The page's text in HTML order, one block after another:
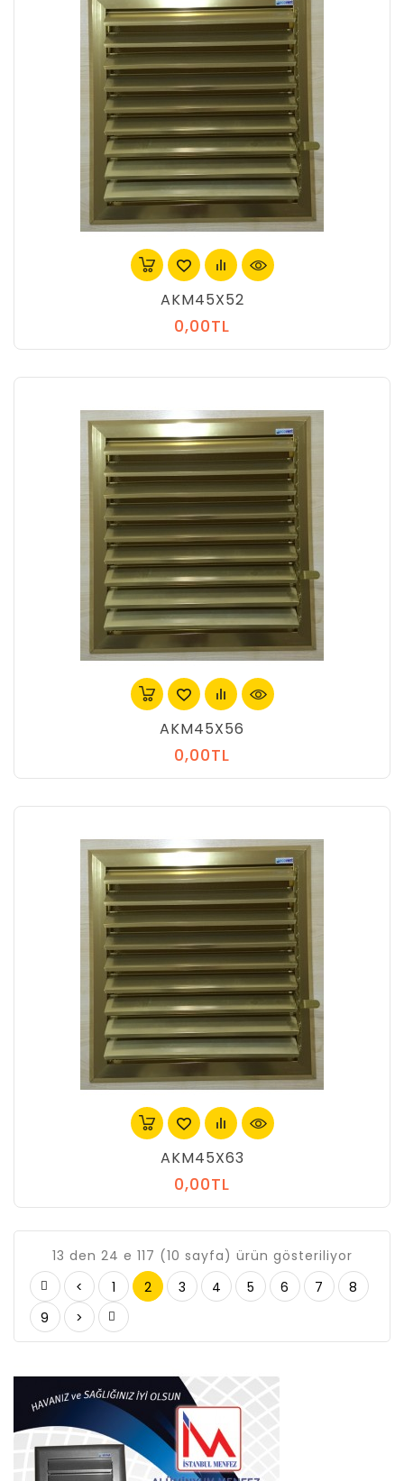
AKM45X52
0,00TL
AKM45X56
0,00TL
AKM45X63
0,00TL
13 den 24 e 117 (10 sayfa) ürün gösteriliyor
<
1 2 3 4 5 6 7
8
9
>